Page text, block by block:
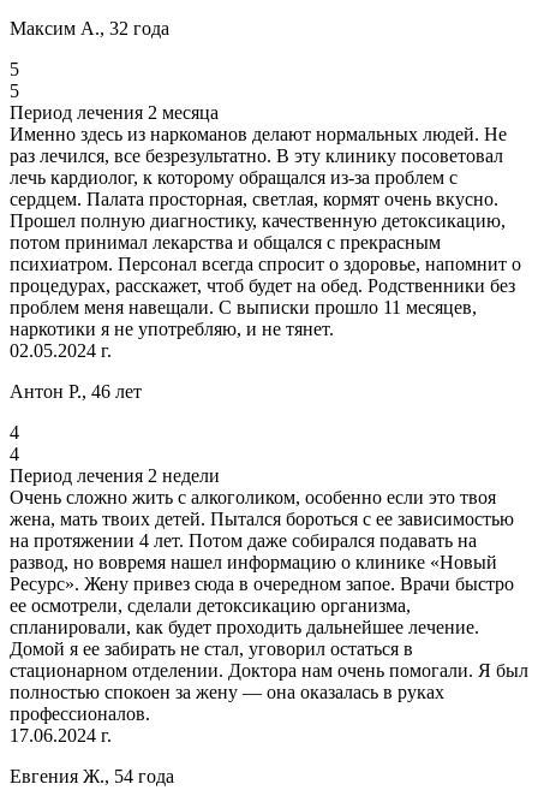
Максим А., 32 года
5
5
Период лечения 2 месяца
Именно здесь из наркоманов делают нормальных людей. Не
раз лечился, все безрезультатно. В эту клинику посоветовал
лечь кардиолог, к которому обращался из-за проблем с
сердцем. Палата просторная, светлая, кормят очень вкусно.
Прошел полную диагностику, качественную детоксикацию,
потом принимал лекарства и общался с прекрасным
психиатром. Персонал всегда спросит о здоровье, напомнит о
процедурах, расскажет, чтоб будет на обед. Родственники без
проблем меня навещали. С выписки прошло 11 месяцев,
наркотики я не употребляю, и не тянет.
02.05.2024 г.
Антон Р., 46 лет
4
4
Период лечения 2 недели
Очень сложно жить с алкоголиком, особенно если это твоя
жена, мать твоих детей. Пытался бороться с ее зависимостью
на протяжении 4 лет. Потом даже собирался подавать на
развод, но вовремя нашел информацию о клинике «Новый
Ресурс». Жену привез сюда в очередном запое. Врачи быстро
ее осмотрели, сделали детоксикацию организма,
спланировали, как будет проходить дальнейшее лечение.
Домой я ее забирать не стал, уговорил остаться в
стационарном отделении. Доктора нам очень помогали. Я был
полностью спокоен за жену — она оказалась в руках
профессионалов.
17.06.2024 г.
Евгения Ж., 54 года